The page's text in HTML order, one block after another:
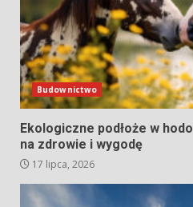
Budownictwo
Ekologiczne podłoże w
na zdrowie i wygodę
17 lipca, 2026